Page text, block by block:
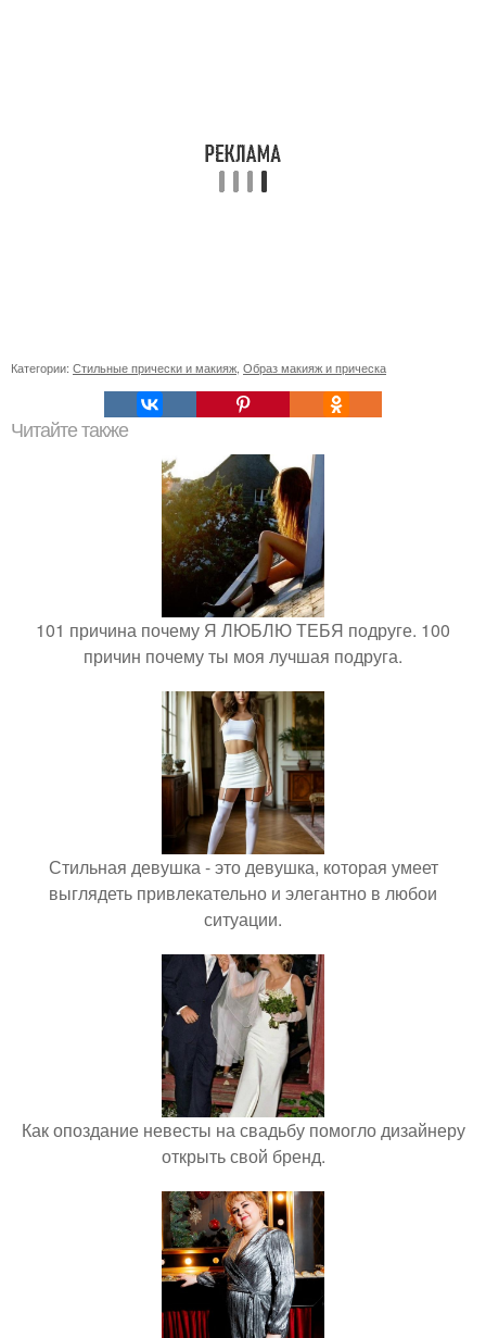
Категории: Стильные прически и макияж Образ макияж и прическа
Читайте также
101 причина почему Я ЛЮБЛЮ ТЕБЯ подруге. 100
причин почему ты моя лучшая подруга.
Стильная девушка - это девушка, которая умеет
выглядеть привлекательно и элегантно в любои
ситуации.
Как опоздание невесты на свадьбу помогло дизайнеру
открыть свой бренд.